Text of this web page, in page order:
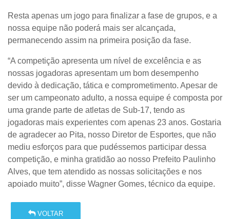
Resta apenas um jogo para finalizar a fase de grupos, e a
nossa equipe não poderá mais ser alcançada,
permanecendo assim na primeira posição da fase.
“A competição apresenta um nível de excelência e as
nossas jogadoras apresentam um bom desempenho
devido à dedicação, tática e comprometimento. Apesar de
ser um campeonato adulto, a nossa equipe é composta por
uma grande parte de atletas de Sub-17, tendo as
jogadoras mais experientes com apenas 23 anos. Gostaria
de agradecer ao Pita, nosso Diretor de Esportes, que não
mediu esforços para que pudéssemos participar dessa
competição, e minha gratidão ao nosso Prefeito Paulinho
Alves, que tem atendido as nossas solicitações e nos
apoiado muito”, disse Wagner Gomes, técnico da equipe.
VOLTAR